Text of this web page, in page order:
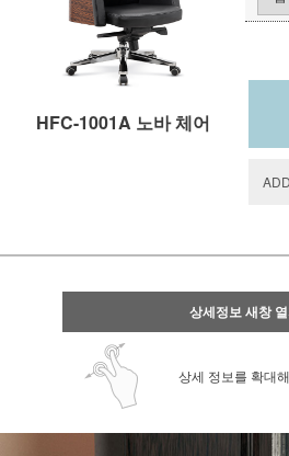
HFC-1001A 노바 체어
상세정보 새창
상세 정보를 확대